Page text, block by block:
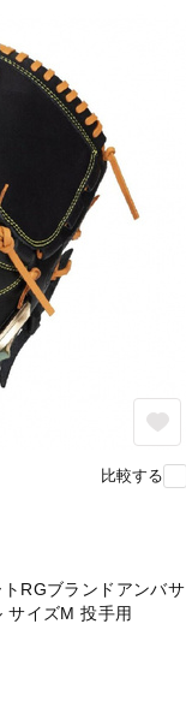
比較する
RGブランドアンバサ
サイズM 投手用